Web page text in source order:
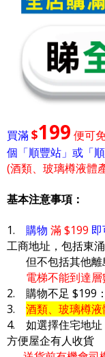
買滿$199 便可
個「順豐站」或「順
(酒類、玻璃樽液體
基本注意事項：
1. 購物 滿 $199
工商地址，包括東
但不包括其他離
電梯不能到達
2. 購物不足 $199
3. 酒類、玻璃樽
4. 如選擇住宅地址
方便屋企有人收貨